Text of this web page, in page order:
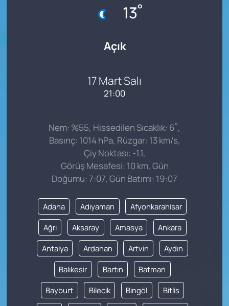
13°
Açık
17 Mart Salı
21:00
Nem: %55, Hissedilen Sıcaklık: 6°,
Basınç: 1014 hPa, Rüzgar: 13 km/s,
Çiy Noktası: -1.1,
Görüş Mesafesi: 10 km, Gün
Doğumu: 7:07, Gün Batımı: 19:07
Adana Adıyaman Afyonkarahisar
Ağrı Aksaray Amasya Ankara
Antalya Ardahan Artvin Aydın
Balıkesir Bartın Batman
Bayburt Bilecik Bingöl Bitlis